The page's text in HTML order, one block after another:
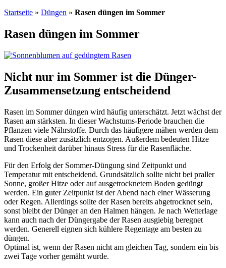
Startseite » Düngen » Rasen düngen im Sommer
Rasen düngen im Sommer
Nicht nur im Sommer ist die Dünger-
Zusammensetzung entscheidend
Rasen im Sommer düngen wird häufig unterschätzt. Jetzt wächst der
Rasen am stärksten. In dieser Wachstums-Periode brauchen die
Pflanzen viele Nährstoffe. Durch das häufigere mähen werden dem
Rasen diese aber zusätzlich entzogen. Außerdem bedeuten Hitze
und Trockenheit darüber hinaus Stress für die Rasenfläche.
Für den Erfolg der Sommer-Düngung sind Zeitpunkt und
Temperatur mit entscheidend. Grundsätzlich sollte nicht bei praller
Sonne, großer Hitze oder auf ausgetrocknetem Boden gedüngt
werden. Ein guter Zeitpunkt ist der Abend nach einer Wässerung
oder Regen. Allerdings sollte der Rasen bereits abgetrocknet sein,
sonst bleibt der Dünger an den Halmen hängen. Je nach Wetterlage
kann auch nach der Düngergabe der Rasen ausgiebig beregnet
werden. Generell eignen sich kühlere Regentage am besten zu
düngen.
Optimal ist, wenn der Rasen nicht am gleichen Tag, sondern ein bis
zwei Tage vorher gemäht wurde.